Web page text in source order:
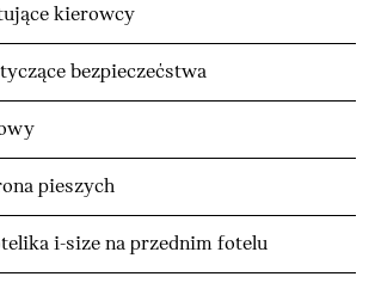
kierowcy
bezpieczećstwa
pieszych
i-size na przednim fotelu